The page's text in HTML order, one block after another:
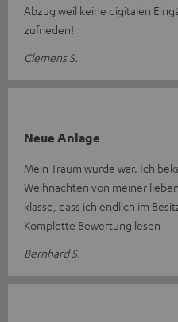
Abzug weil keine digitalen
zufrieden!
Clemens S.
Neue Anlage
Mein Traum wurde war. Ich
Weihnachten von meiner
klasse, dass ich endlich im
Komplette Bewertung lesen
Bernhard S.